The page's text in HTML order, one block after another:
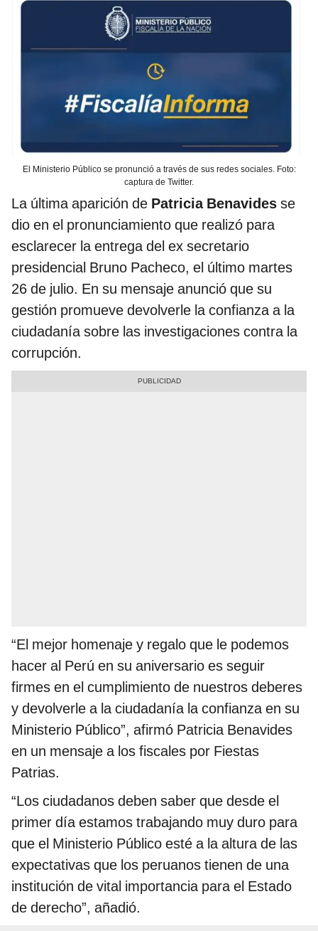
El Ministerio Público se pronunció a través de sus redes sociales. Foto:
captura de Twitter.
La última aparición de Patricia Benavides se
dio en el pronunciamiento que realizó para
esclarecer la entrega del ex secretario
presidencial Bruno Pacheco, el último martes
26 de julio. En su mensaje anunció que su
gestión promueve devolverle la confianza a la
ciudadanía sobre las investigaciones contra la
corrupción.
“El mejor homenaje y regalo que le podemos
hacer al Perú en su aniversario es seguir
firmes en el cumplimiento de nuestros deberes
y devolverle a la ciudadanía la confianza en su
Ministerio Público”, afirmó Patricia Benavides
en un mensaje a los fiscales por Fiestas
Patrias.
“Los ciudadanos deben saber que desde el
primer día estamos trabajando muy duro para
que el Ministerio Público esté a la altura de las
expectativas que los peruanos tienen de una
institución de vital importancia para el Estado
de derecho”, añadió.